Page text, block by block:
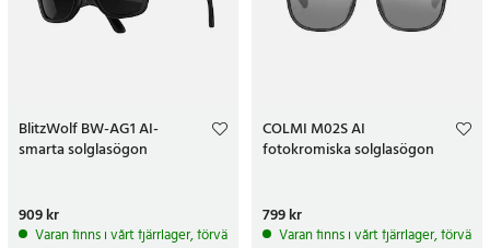
BlitzWolf BW-AG1 AI-
smarta solglasögon
Pris:909 kr
909 kr
Varan finns i vårt fjärrlager, förväntas skickas inom 5-7 arbetsdagar
COLMI M02S AI
fotokromiska solglasögon
Pris:799 kr
799 kr
Varan finns i vårt fjärrlager,